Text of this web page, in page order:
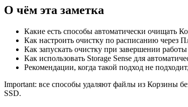
О чём эта заметка
Какие есть способы автоматически очищать
Как настроить очистку по расписанию через
Как запускать очистку при завершении
Как использовать Storage Sense для
Рекомендации, когда такой подход не
Important: все способы удаляют файлы из Корзины
SSD.